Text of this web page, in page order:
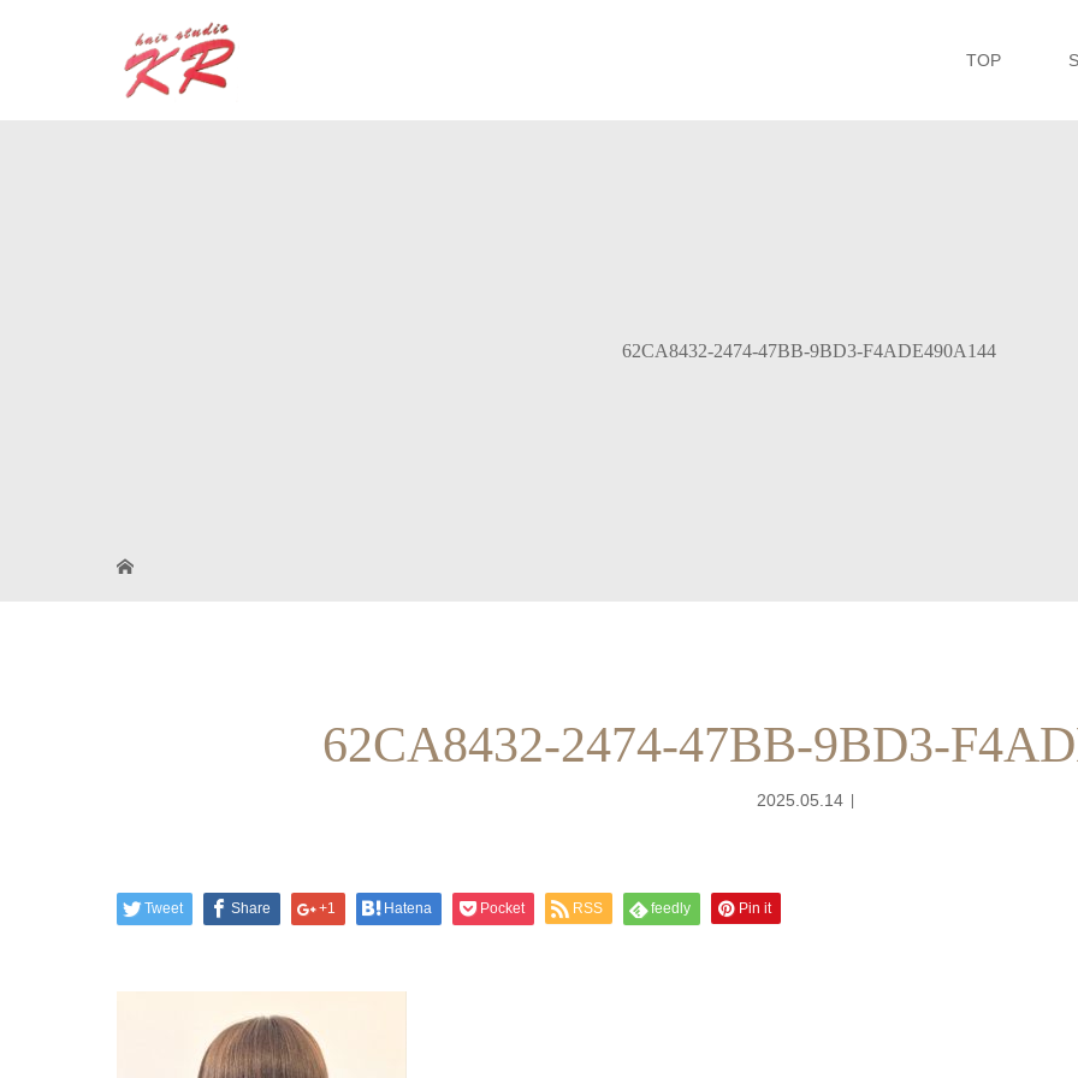
TOP
62CA8432-2474-47BB-9BD3-F4ADE490A144
62CA8432-2474-47BB-9BD3-
2025.05.14
Tweet Share +1 Hatena Pocket RSS feedly Pin it